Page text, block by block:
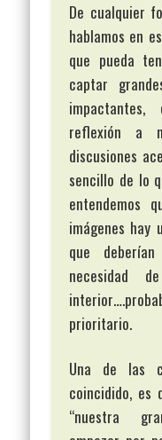
De cualquier
hablamos en
que pueda
captar
reflexión a
discusiones
sencillo de lo
entendemos
imágenes hay
que
necesidad
prioritario.
Una de las
coincidido, es
“nuestra